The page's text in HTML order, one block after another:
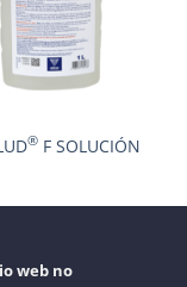
®F SOLUCIÓN
web no